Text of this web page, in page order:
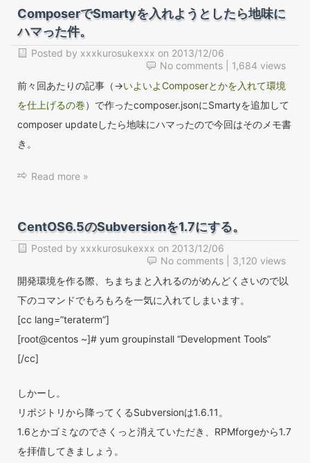
ComposerでSmartyを入れようとしたら地味に
ハマった件。
Posted by xxxkurosukexxx on 2013/12/06
No comments | 1,684 views
前々回あたりの記事（→いよいよComposerとかを入れて環境
を仕上げるの巻）で作ったcomposer.jsonにSmartyを追加して
composer updateしたら地味にハマったので今回はそのメモ書
き。
Read more »
CentOS6.5のSubversionを1.7にする。
Posted by xxxkurosukexxx on 2013/12/06
No comments | 3,120 views
開発環境を作る際、ちまちまと入れるのがめんどくさいので以
下のコマンドでもろもろを一気に入れてしまいます。
[cc lang=”teraterm”]
[root@centos ~]# yum groupinstall “Development Tools”
[/cc]
しかーし。
リポジトリから降ってくるSubversionは1.6.11。
1.6とかゴミなのでさくっと消えていただき、RPMforgeから1.7
を拝借してきましょう。